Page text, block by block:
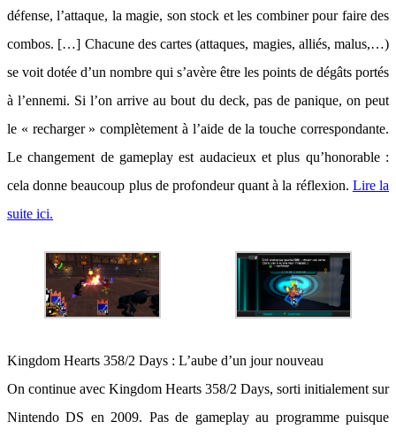
défense, l’attaque, la magie, son stock et les combiner pour faire des
combos. […] Chacune des cartes (attaques, magies, alliés, malus,…)
se voit dotée d’un nombre qui s’avère être les points de dégâts portés
à l’ennemi. Si l’on arrive au bout du deck, pas de panique, on peut
le « recharger » complètement à l’aide de la touche correspondante.
Le changement de gameplay est audacieux et plus qu’honorable :
cela donne beaucoup plus de profondeur quant à la réflexion. Lire la
suite ici.
Kingdom Hearts 358/2 Days : L’aube d’un jour nouveau
On continue avec Kingdom Hearts 358/2 Days, sorti initialement sur
Nintendo DS en 2009. Pas de gameplay au programme puisque